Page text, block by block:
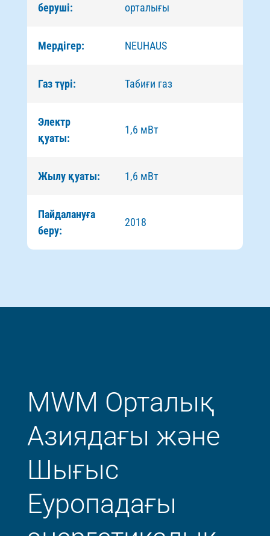
беруші:
орталығы
Мердігер: NEUHAUS
Газ түрі: Табиғи газ
Электр
қуаты:
1,6 мВт
Жылу қуаты: 1,6 мВт
Пайдалануға
беру:
2018
MWM Орталық
Азиядағы және
Шығыс
Еуропадағы